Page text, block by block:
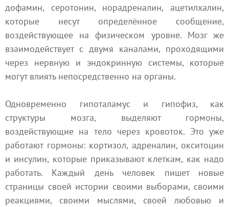
дофамин, серотонин, норадреналин, ацетилхалин,
которые несут определённое сообщение,
воздействующее на физическом уровне. Мозг же
взаимодействует с двумя каналами, проходящими
через нервную и эндокринную системы, которые
могут влиять непосредственно на органы.
Одновременно гипоталамус и гипофиз, как
структуры мозга, выделяют гормоны,
воздействующие на тело через кровоток. Это уже
работают гормоны: кортизол, адреналин, окситоцин
и инсулин, которые приказывают клеткам, как надо
работать. Каждый день человек пишет новые
страницы своей истории своими выборами, своими
реакциями, своими мыслями, своей любовью и